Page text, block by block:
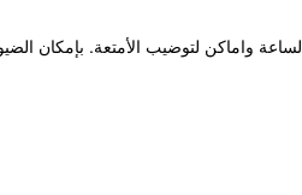
واماكن لتوضيب الأمتعة. بإمكان